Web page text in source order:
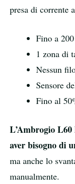
presa di corrente
Fino a
1 zona di
Nessun
Sensore
Fino al
L’Ambrogio
aver bisogno di
ma anche lo
manualmente.